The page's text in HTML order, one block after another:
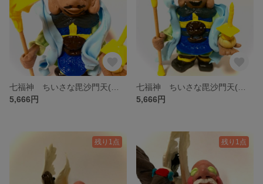
5,666円
5,666円
残り1点 残り1点